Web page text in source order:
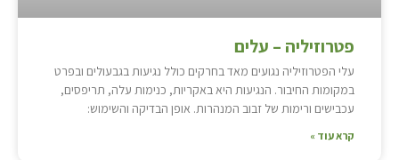
פטרוזיליה – עלים
עלי הפטרוזיליה נגועים מאד בחרקים כולל נגיעות בגבעולים ובפרט
במקומות החיבור. הנגיעות היא באקריות, כנימות עלה, תריפסים,
עכבישים ורימות של זבוב המנהרות. אופן הבדיקה והשימוש:
קרא עוד »